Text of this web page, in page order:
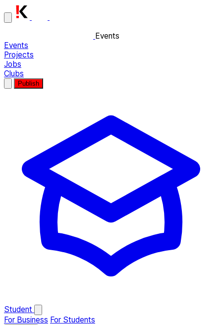
Events
Events
Projects
Jobs
Clubs
Publish
Student
For Business For Students